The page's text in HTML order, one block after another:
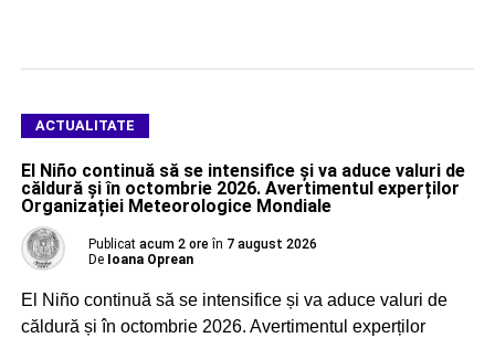
ACTUALITATE
El Niño continuă să se intensifice și va aduce valuri de
căldură și în octombrie 2026. Avertimentul experților
Organizației Meteorologice Mondiale
Publicat acum 2 ore în 7 august 2026
De Ioana Oprean
El Niño continuă să se intensifice și va aduce valuri de
căldură și în octombrie 2026. Avertimentul experților